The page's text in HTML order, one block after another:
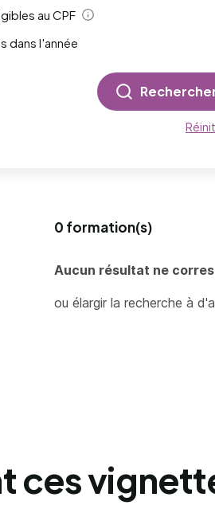
au CPF
Aide
dans l'année
0 formation(s)
Aucun résultat ne
ou élargir la recherche à
ces